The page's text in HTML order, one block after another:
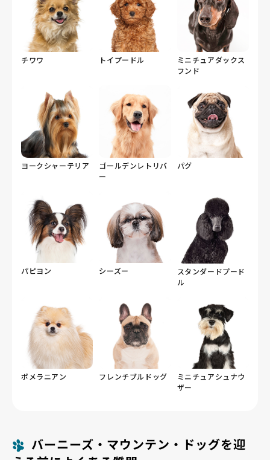
チワワ トイプードル
ミニチュアダックス
フンド
ヨークシャーテリア
ゴールデンレトリバ
ー
パグ
パピヨン シーズー
スタンダードプード
ル
ポメラニアン フレンチブルドッグ
ミニチュアシュナウ
ザー
バーニーズ・マウンテン・ドッグを迎